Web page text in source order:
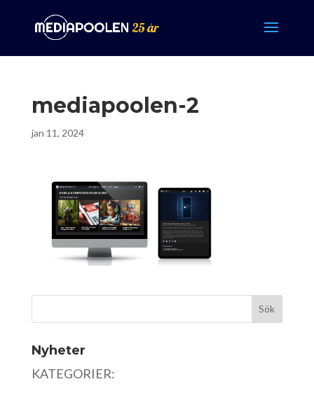
mediapoolen-2
jan 11, 2024
Nyheter
KATEGORIER: